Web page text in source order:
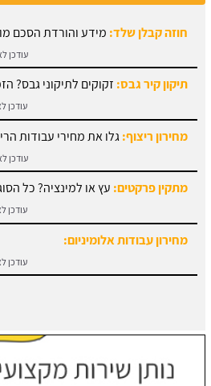
תיקון קיר גבס: זקוקים לתיקוני גבס?
מחירון ריצוף:גלו את מחירי עבודות
מתקין פרקטים:עץ או למינציה? כל
מחירון עבודות אלומיניום: